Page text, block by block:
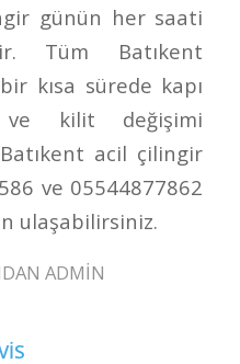
günün her saati
Tüm Batıkent
kısa sürede kapı
kilit değişimi
acil çilingir
ve 05544877862
ulaşabilirsiniz.
ADMIN